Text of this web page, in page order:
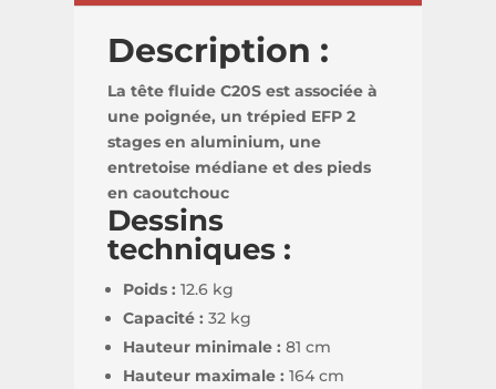
Description :
La tête fluide C20S est associée à
une poignée, un trépied EFP 2
stages en aluminium, une
entretoise médiane et des pieds
en caoutchouc
Dessins
techniques :
Poids : 12.6 kg
Capacité :32 kg
Hauteur minimale : 81 cm
Hauteur maximale :164 cm